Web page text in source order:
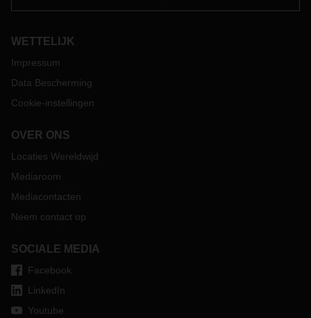
WETTELIJK
Impressum
Data Bescherming
Cookie-instellingen
OVER ONS
Locaties Wereldwijd
Mediaroom
Mediacontacten
Neem contact op
SOCIALE MEDIA
Facebook
LinkedIn
Youtube